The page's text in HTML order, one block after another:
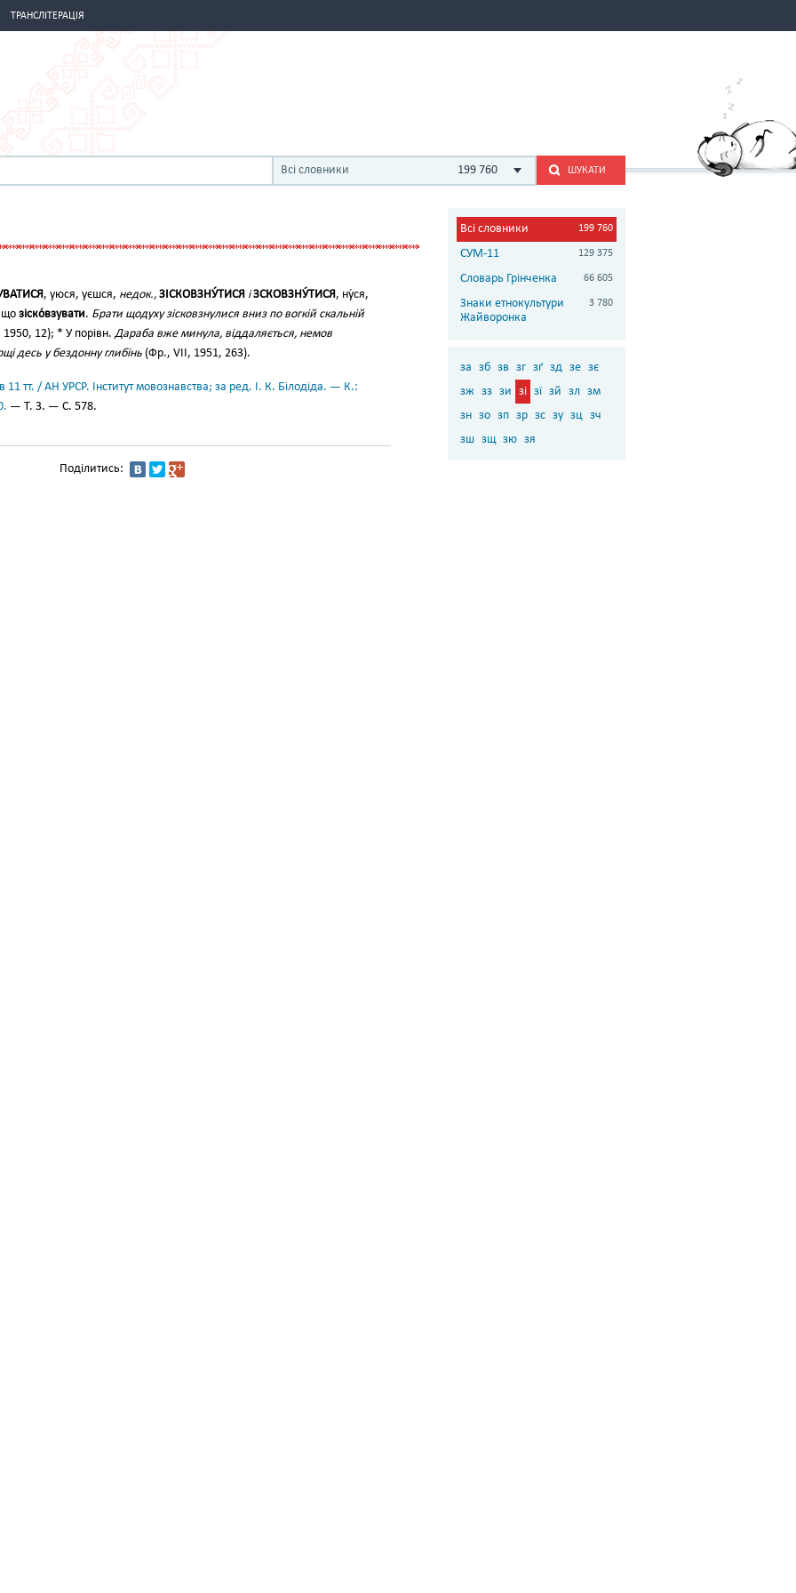
ТРАНСЛІТЕРАЦІЯ
Всі словники 199 760 ШУКАТИ
, уюся, уєшся, недок., ЗІСКОВЗНУ́ТИСЯ і ЗСКОВЗНУ́ТИСЯ, ну́ся,
що зіско́взувати. Брати щодуху зісковзнулися вниз по вогкій скальній
12); * У порівн.Дараба вже минула, віддаляється, немов
десь у бездонну глибінь (Фр., VII, 1951, 263).
11 тт. / АН УРСР. Інститут мовознавства; за ред. І. К. Білодіда. — К.:
— Т. 3. — С. 578.
Поділитись:
Всі словники 199 760
СУМ-11 129 375
Словарь Грінченка 66 605
Знаки етнокультури
Жайворонка
3 780
за зб зв зг зґ зд зе зє
зж зз зи зі зї зй зл зм
зн зо зп зр зс зу зц зч
зш зщ зю зя